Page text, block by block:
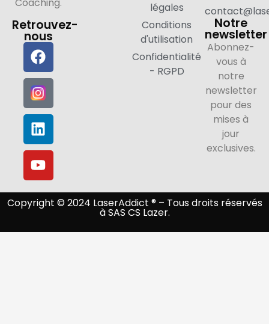
Coaching.
Retrouvez-
nous
légales
Conditions
d'utilisation
Confidentialité
- RGPD
Notre
newsletter
Abonnez-
vous à
notre
newsletter
pour des
mises à
jour
exclusives.
Copyright © 2024 LaserAddict ® – Tous droits réservés
à SAS CS Lazer.